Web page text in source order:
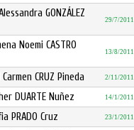
GONZÁLEZ
29/7/2011
Noemi CASTRO
13/8/2011
CRUZ Pineda 2/11/2011
DUARTE Nuñez 14/1/2011
PRADO Cruz 23/1/2011